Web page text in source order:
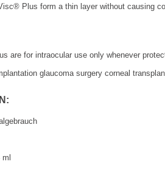
Plus form a thin layer without causing
are for intraocular use only whenever
glaucoma surgery corneal